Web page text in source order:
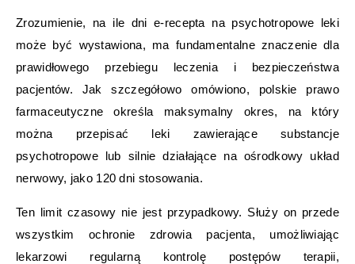
Zrozumienie, na ile dni e-recepta na psychotropowe leki
może być wystawiona, ma fundamentalne znaczenie dla
prawidłowego przebiegu leczenia i bezpieczeństwa
pacjentów. Jak szczegółowo omówiono, polskie prawo
farmaceutyczne określa maksymalny okres, na który
można przepisać leki zawierające substancje
psychotropowe lub silnie działające na ośrodkowy układ
nerwowy, jako 120 dni stosowania.
Ten limit czasowy nie jest przypadkowy. Służy on przede
wszystkim ochronie zdrowia pacjenta, umożliwiając
lekarzowi regularną kontrolę postępów terapii,